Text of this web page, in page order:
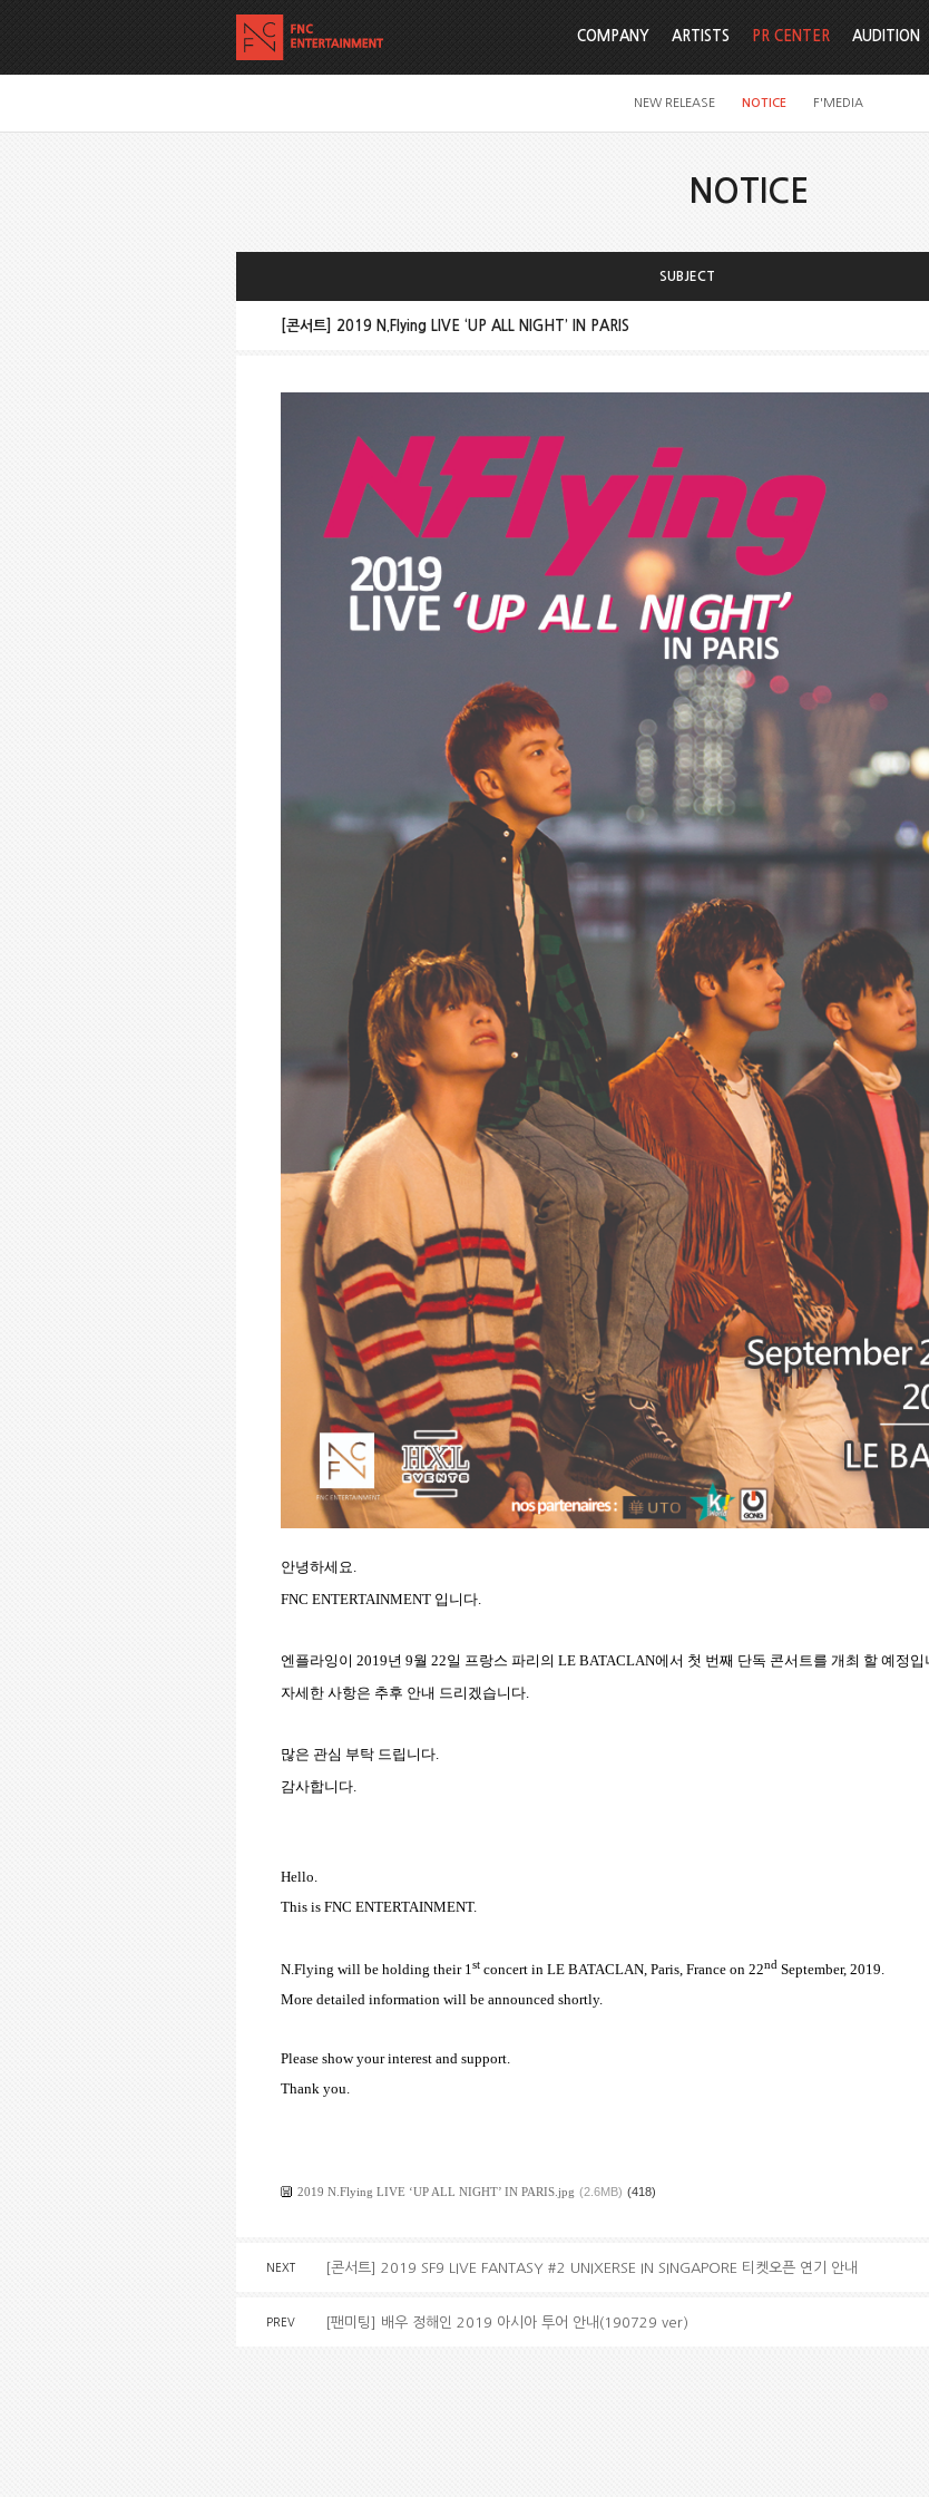
COMPANY ARTISTS PR CENTER
NEW RELEASE NOTICE F'MEDIA
AUDITION
NOTICE
SUBJECT
[콘서트] 2019 N.Flying LIVE ‘UP ALL NIGHT’ IN PARIS
안녕하세요.
FNC ENTERTAINMENT 입니다.
엔플라잉이 2019년 9월 22일 프랑스 파리의 LE BATACLAN에서 첫 번째 단독 콘서트를 개최 할 예정입
자세한 사항은 추후 안내 드리겠습니다.
많은 관심 부탁 드립니다.
감사합니다.
Hello.
This is FNC ENTERTAINMENT.
N.Flying will be holding their 1st concert in LE BATACLAN, Paris, France on 22nd September, 2019.
More detailed information will be announced shortly.
Please show your interest and support.
Thank you.
2019 N.Flying LIVE ‘UP ALL NIGHT’ IN PARIS.jpg (2.6MB) (418)
NEXT [콘서트] 2019 SF9 LIVE FANTASY #2 UNIXERSE IN SINGAPORE 티켓오픈 연기 안내
PREV [팬미팅] 배우 정해인 2019 아시아 투어 안내(190729 ver)